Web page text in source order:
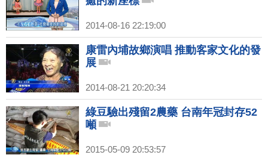
2014-08-16 22:19:00
康雷內埔故鄉演唱 推動客家文化的發
展
2014-08-21 20:20:34
綠豆驗出殘留2農藥 台南年冠封存52
噸
2015-05-09 20:53:57